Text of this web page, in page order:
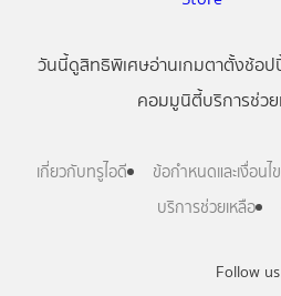
Follow us
วันนี้ดูสิทธิพิเศษอ่านเกมตาตั้งช้อป
คอมมูนิตี้บริการช่ว
เกี่ยวกับทรูไอดี ข้อกำหนดและเงื่อนไข
บริการช่วยเหลือ